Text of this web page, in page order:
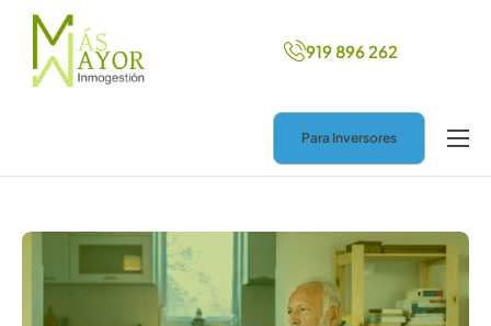
Inicio
Nuevo hogar
Ayuda legal
Para Inversores
919 896 262